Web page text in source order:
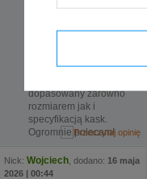
interesuje wymaga
kask i w krótkim czasie
dopasowany zarówno
rozmiarem jak i
specyfikacją kask.
Ogromnie polecam!
Nick: Wojciech , dodano: 16 maja
2026 | 00:44